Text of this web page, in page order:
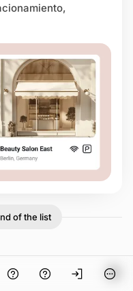
of the list
O